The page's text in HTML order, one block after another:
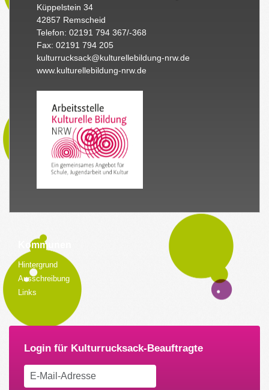
Küppelstein 34
42857 Remscheid
Telefon: 02191 794 367/-368
Fax: 02191 794 205
kulturrucksack@kulturellebildung-nrw.de
www.kulturellebildung-nrw.de
Kommunen
Hintergrund
Ausschreibung
Links